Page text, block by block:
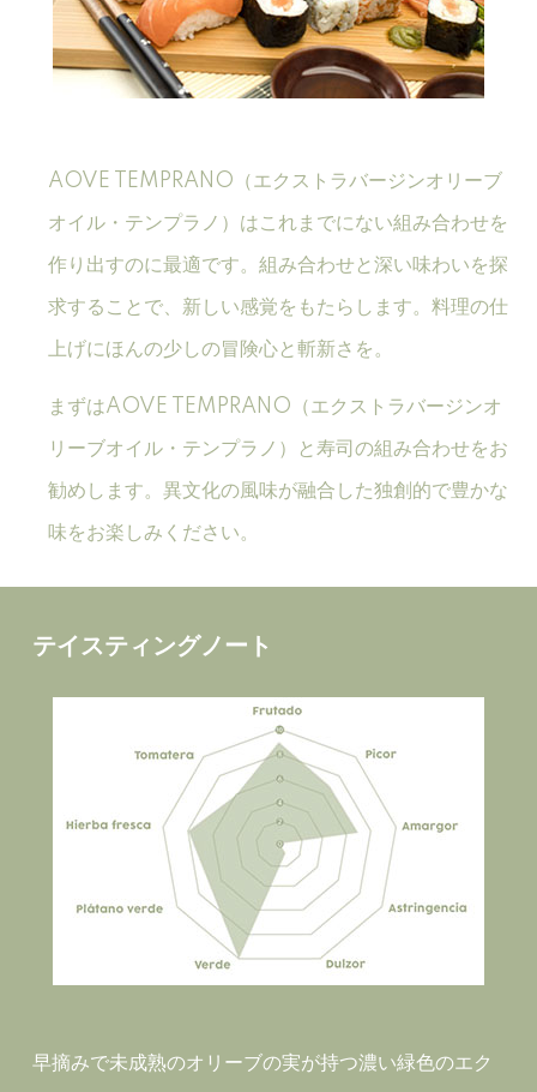
AOVE TEMPRANO（エクストラバージンオリーブ
オイル・テンプラノ）はこれまでにない組み合わせを
作り出すのに最適です。組み合わせと深い味わいを探
求することで、新しい感覚をもたらします。料理の仕
上げにほんの少しの冒険心と斬新さを。
まずはAOVE TEMPRANO（エクストラバージンオ
リーブオイル・テンプラノ）と寿司の組み合わせをお
勧めします。異文化の風味が融合した独創的で豊かな
味をお楽しみください。
テイスティングノート
早摘みで未成熟のオリーブの実が持つ濃い緑色のエク